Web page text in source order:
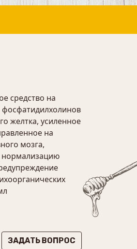
средство на
желтка, усиленное
на
мозга,
нормализацию
ЗАДАТЬ ВОПРОС